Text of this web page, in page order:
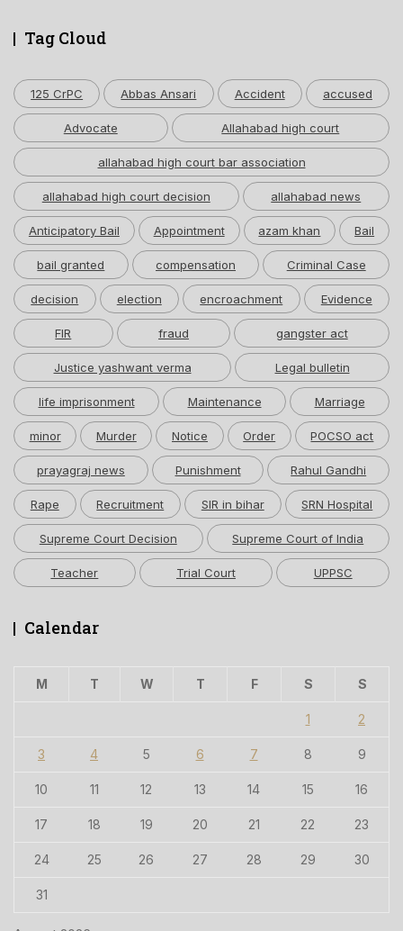
Tag Cloud
125 CrPC Abbas Ansari Accident accused
Advocate Allahabad high court
allahabad high court bar association
allahabad high court decision allahabad news
Anticipatory Bail Appointment azam khan Bail
bail granted compensation Criminal Case
decision election encroachment Evidence
FIR fraud gangster act
Justice yashwant verma Legal bulletin
life imprisonment Maintenance Marriage
minor Murder Notice Order POCSO act
prayagraj news Punishment Rahul Gandhi
Rape Recruitment SIR in bihar SRN Hospital
Supreme Court Decision Supreme Court of India
Teacher Trial Court UPPSC
Calendar
M T W T F S S
1 2
3 4 5 6 7 8 9
10 11 12 13 14 15 16
17 18 19 20 21 22 23
24 25 26 27 28 29 30
31